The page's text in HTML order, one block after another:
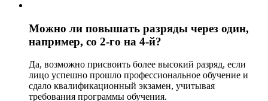
Можно ли повышать разряды через один,
например, со 2-го на 4-й?
Да, возможно присвоить более высокий разряд, если
лицо успешно прошло профессиональное обучение и
сдало квалификационный экзамен, учитывая
требования программы обучения.